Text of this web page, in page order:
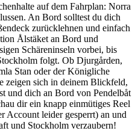
auf dem Fahrplan: Norra
An Bord solltest du dich
zurücklehnen und einfach
Ålstäket an Bord und
Schäreninseln vorbei, bis
folgt. Ob Djurgården,
Stan oder der Königliche
zeigen sich in deinem Blickfeld,
und dich an Bord von Pendelbåt
dir ein knapp einmütiges Reel
Account leider gesperrt) an und
und Stockholm verzaubern!